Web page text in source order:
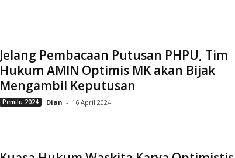
Jelang Pembacaan Putusan PHPU, Tim
Hukum AMIN Optimis MK akan Bijak
Mengambil Keputusan
Pemilu 2024 Dian - 16 April 2024